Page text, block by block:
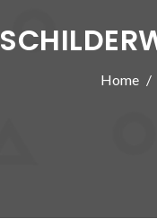
Home